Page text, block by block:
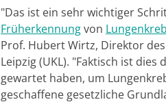
"Das ist ein sehr wichtiger
Früherkennungvon
Prof. Hubert Wirtz, Direktor
Leipzig (UKL). "Faktisch ist
gewartet haben, um
geschaffene gesetzliche